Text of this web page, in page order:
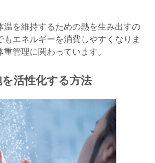
温を維持するための熱を生み出すの
もエネルギーを消費しやすくなりま
管理に関わっています。
活性化する方法